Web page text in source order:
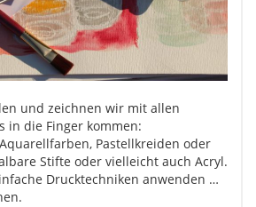
und zeichnen wir mit allen
in die Finger kommen:
Pastellkreiden oder
Stifte oder vielleicht auch Acryl.
Drucktechniken anwenden …